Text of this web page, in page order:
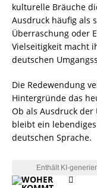
kulturelle Bräuche
Ausdruck häufig als
Überraschung oder
Vielseitigkeit macht
deutschen
Die Redewendung
Hintergründe das
Ob als Ausdruck
bleibt ein
deutschen Sprache.